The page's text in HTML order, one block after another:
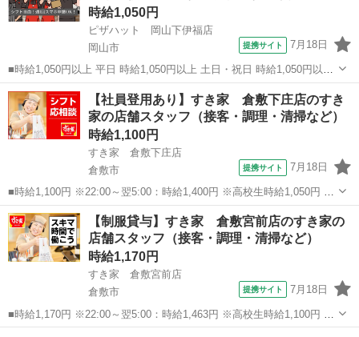
時給1,050円
ピザハット 岡山下伊福店
岡山市
提携サイト 7月18日
■時給1,050円以上 平日 時給1,050円以上 土日・祝日 時給1,050円以上
■岡山県岡山市北区下伊福2-9-33 ■アルバイト、パート ■友達と応募
OK、未経験歓迎、経験者・有資格者歓迎、大学生歓迎、女性活躍中、
主...
岡山 岡山市 ファーストフード
【社員登用あり】すき家 倉敷下庄店のすき
家の店舗スタッフ（接客・調理・清掃など）
時給1,100円
すき家 倉敷下庄店
倉敷市
提携サイト 7月18日
■時給1,100円 ※22:00～翌5:00：時給1,400円 ※高校生時給1,050円 ※
早朝手当（5:00～9:00）時給＋150円 ■岡山県倉敷市下庄619-5 ■アル
バイト、パート ■履歴書不要、未経験歓迎、高校生O...
岡山 倉敷市 ファーストフード
【制服貸与】すき家 倉敷宮前店のすき家の
店舗スタッフ（接客・調理・清掃など）
時給1,170円
すき家 倉敷宮前店
倉敷市
提携サイト 7月18日
■時給1,170円 ※22:00～翌5:00：時給1,463円 ※高校生時給1,100円 ※
早朝手当（5:00～9:00）時給＋150円 ■岡山県倉敷市宮前357-2 ■アル